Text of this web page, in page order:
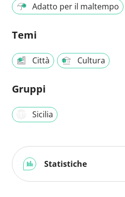
Adatto per il maltempo
Temi
Città Cultura
Gruppi
Sicilia
Statistiche